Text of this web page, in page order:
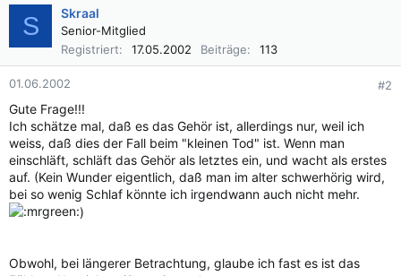
S Skraal
Senior-Mitglied
Registriert
17.05.2002 Beiträge 113
01.06.2002 #2
Gute Frage!!!
Ich schätze mal, daß es das Gehör ist, allerdings nur, weil ich
weiss, daß dies der Fall beim "kleinen Tod" ist. Wenn man
einschläft, schläft das Gehör als letztes ein, und wacht als erstes
auf. (Kein Wunder eigentlich, daß man im alter schwerhörig wird,
bei so wenig Schlaf könnte ich irgendwann auch nicht mehr.
)
Obwohl, bei längerer Betrachtung, glaube ich fast es ist das